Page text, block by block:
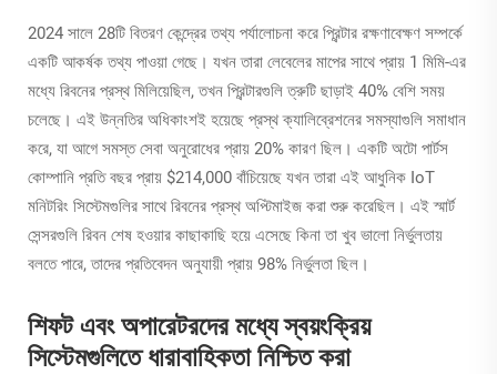
2024 সালে 28টি বিতরণ কেন্দ্রের তথ্য পর্যালোচনা করে প্রিন্টার রক্ষণাবেক্ষণ সম্পর্কে
একটি আকর্ষক তথ্য পাওয়া গেছে। যখন তারা লেবেলের মাপের সাথে প্রায় 1 মিমি-এর
মধ্যে রিবনের প্রস্থ মিলিয়েছিল, তখন প্রিন্টারগুলি ত্রুটি ছাড়াই 40% বেশি সময়
চলেছে। এই উন্নতির অধিকাংশই হয়েছে প্রস্থ ক্যালিব্রেশনের সমস্যাগুলি সমাধান
করে, যা আগে সমস্ত সেবা অনুরোধের প্রায় 20% কারণ ছিল। একটি অটো পার্টস
কোম্পানি প্রতি বছর প্রায় $214,000 বাঁচিয়েছে যখন তারা এই আধুনিক IoT
মনিটরিং সিস্টেমগুলির সাথে রিবনের প্রস্থ অপ্টিমাইজ করা শুরু করেছিল। এই স্মার্ট
সেন্সরগুলি রিবন শেষ হওয়ার কাছাকাছি হয়ে এসেছে কিনা তা খুব ভালো নির্ভুলতায়
বলতে পারে, তাদের প্রতিবেদন অনুযায়ী প্রায় 98% নির্ভুলতা ছিল।
শিফট এবং অপারেটরদের মধ্যে স্বয়ংক্রিয়
সিস্টেমগুলিতে ধারাবাহিকতা নিশ্চিত করা